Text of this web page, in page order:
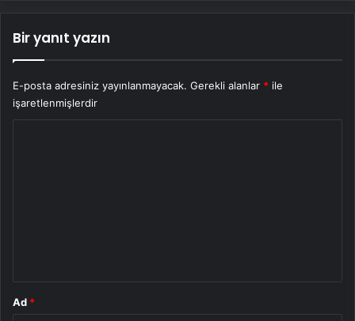
Bir yanıt yazın
E-posta adresiniz yayınlanmayacak. Gerekli alanlar * ile
işaretlenmişlerdir
Ad *